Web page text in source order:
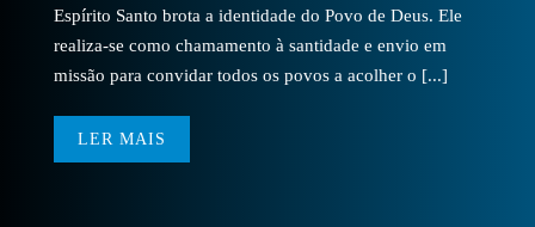
Espírito Santo brota a identidade do Povo de Deus. Ele
realiza-se como chamamento à santidade e envio em
missão para convidar todos os povos a acolher o [...]
LER MAIS